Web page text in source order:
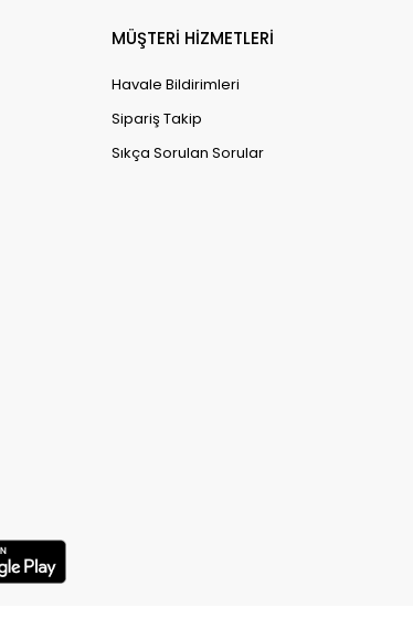
MÜŞTERİ HİZMETLERİ
Havale Bildirimleri
Sipariş Takip
Sıkça Sorulan Sorular